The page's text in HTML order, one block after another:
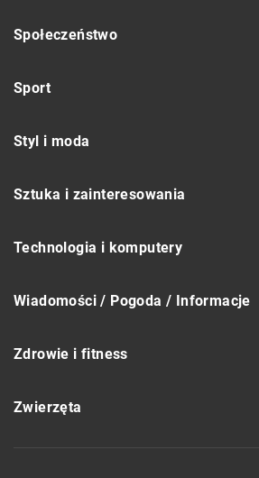
Społeczeństwo
Sport
Styl i moda
Sztuka i zainteresowania
Technologia i komputery
Wiadomości / Pogoda / Informacje
Zdrowie i fitness
Zwierzęta